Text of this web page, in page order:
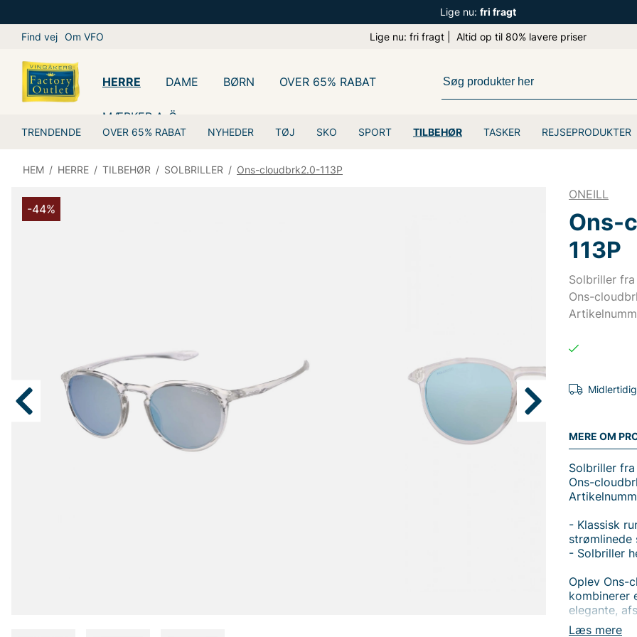
Lige nu: fri fragt
Find vej Om VFO Lige nu: fri fragt | Altid op til 80% lavere priser
HERRE
TRENDENDE OVER 65% RABAT NYHEDER TØJ SKO SPORT TILBEHØR TASKER REJSEPRODUKTER
DAME BØRN OVER 65% RABAT
MÆRKER A-Ö
HEM / HERRE / TILBEHØR / SOLBRILLER / Ons-cloudbrk2.0-113P
-44%
ONEILL
Ons-
113P
Solbriller fra
Ons-
MERE OM
Læs mere
Solbriller fra
Ons-
- Klassisk
- Solbriller
Oplev Ons-
kombinerer
elegante,
tidløst look,